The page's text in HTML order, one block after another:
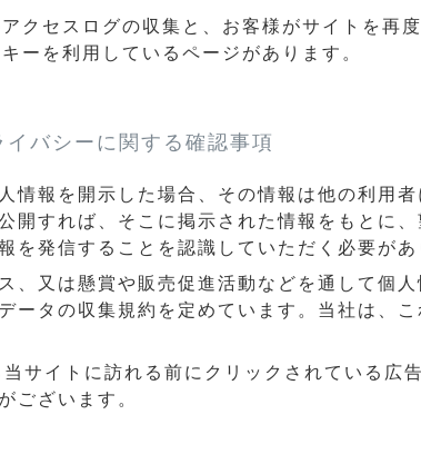
クセスログの収集と、お客様がサイトを再
ーを利用しているページがあります。
バシーに関する確認事項
報を開示した場合、その情報は他の利用
すれば、そこに掲示された情報をもとに
発信することを認識していただく必要があ
又は懸賞や販売促進活動などを通して個
タの収集規約を定めています。当社は、
サイトに訪れる前にクリックされている広
ございます。